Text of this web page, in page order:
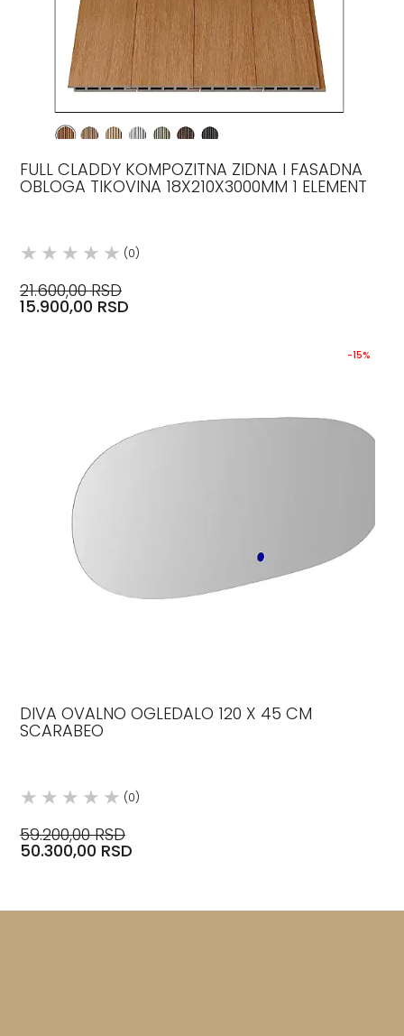
FULL CLADDY KOMPOZITNA ZIDNA I FASADNA
OBLOGA TIKOVINA 18X210X3000MM 1 ELEMENT
(0)
21.600,00 RSD
15.900,00 RSD
-15%
DIVA OVALNO OGLEDALO 120 X 45 CM
SCARABEO
(0)
59.200,00 RSD
50.300,00 RSD